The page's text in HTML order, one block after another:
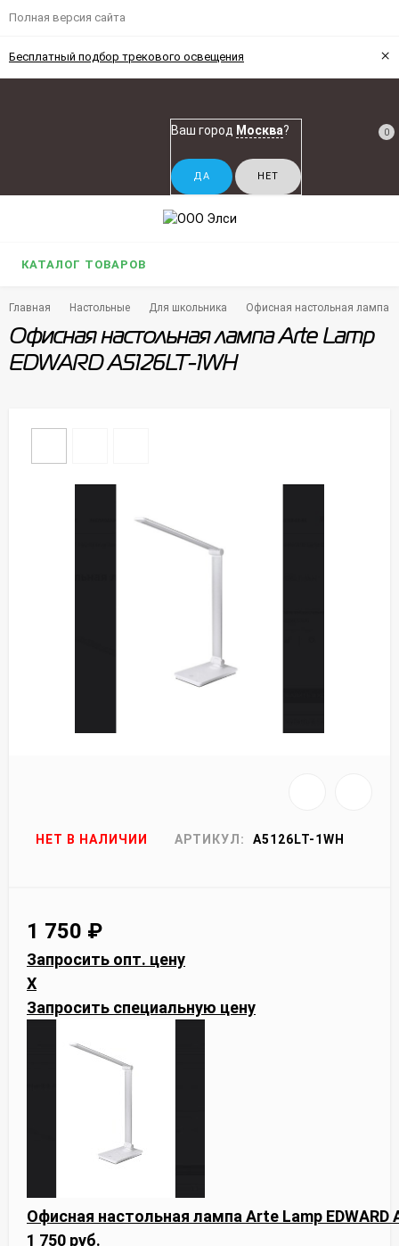
Полная версия сайта
Бесплатный подбор трекового освещения ×
Ваш город Москва? 0
КАТАЛОГ ТОВАРОВ
Главная Настольные Для школьника Офисная настольная лампа
Офисная настольная лампа Arte Lamp
EDWARD A5126LT-1WH
НЕТ В НАЛИЧИИ АРТИКУЛ: A5126LT-1WH
1 750 ₽
Запросить опт. цену
X
Запросить специальную цену
Офисная настольная лампа Arte Lamp EDWARD
1 750 руб.